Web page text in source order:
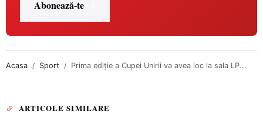
Abonează-te
Acasa Sport Prima ediţie a Cupei Unirii va avea loc la sala LP...
ARTICOLE SIMILARE